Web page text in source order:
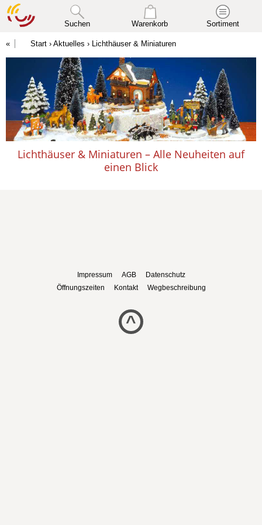
Suchen Warenkorb Sortiment
Start › Aktuelles › Lichthäuser & Miniaturen
Lichthäuser & Miniaturen – Alle Neuheiten auf
einen Blick
Impressum AGB
Datenschutz
Öffnungszeiten
Kontakt Wegbeschreibung
^